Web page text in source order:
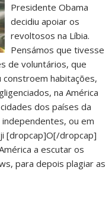
Presidente Obama
decidiu apoiar os
revoltosos na Líbia.
Pensámos que tivesse
de voluntários, que
constroem habitações,
na América
dos países da
ou em
[dropcap]O[/dropcap]
a escutar os
para depois plagiar as